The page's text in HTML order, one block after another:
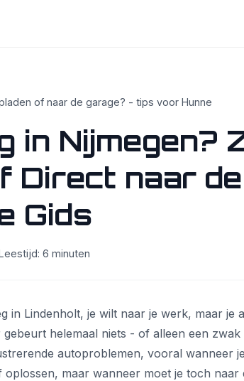
of naar de garage? - tips voor Hunne
in Nijmegen?
Direct naar
Gids
6 minuten
in Lindenholt, je wilt naar je werk, maar je
helemaal niets - of alleen een zwak
autoproblemen, vooral wanneer
maar wanneer moet je toch naar